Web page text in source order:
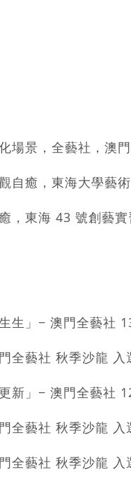
場景，全藝社，澳門
自癒，東海大學藝
，東海 43 號創藝
生」− 澳門全藝社
全藝社 秋季沙龍 入
新」− 澳門全藝社
全藝社 秋季沙龍 入
全藝社 秋季沙龍 入